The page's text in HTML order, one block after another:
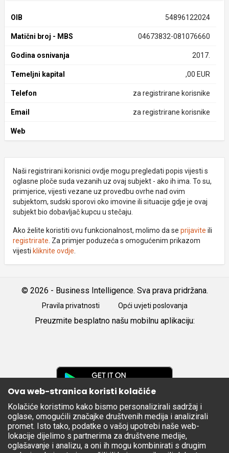
OIB 54896122024
Matični broj - MBS 04673832-081076660
Godina osnivanja 2017.
Temeljni kapital ,00 EUR
Telefon za registrirane korisnike
Email za registrirane korisnike
Web
Naši registrirani korisnici ovdje mogu pregledati popis vijesti s
oglasne ploče suda vezanih uz ovaj subjekt - ako ih ima. To su,
primjerice, vijesti vezane uz provedbu ovrhe nad ovim
subjektom, sudski sporovi oko imovine ili situacije gdje je ovaj
subjekt bio dobavljač kupcu u stečaju.
Ako želite koristiti ovu funkcionalnost, molimo da se prijavite ili
registrirate . Za primjer poduzeća s omogućenim prikazom
vijesti kliknite ovdje
© 2026 - Business Intelligence. Sva prava pridržana.
Pravila privatnosti Opći uvjeti poslovanja
Preuzmite besplatno našu mobilnu aplikaciju:
Apple
Store
Ova web-stranica koristi kolačiće
Kolačiće koristimo kako bismo personalizirali sadržaj i
oglase, omogućili značajke društvenih medija i analizirali
promet. Isto tako, podatke o vašoj upotrebi naše web-
lokacije dijelimo s partnerima za društvene medije,
oglašavanje i analizu, a oni ih mogu kombinirati s drugim